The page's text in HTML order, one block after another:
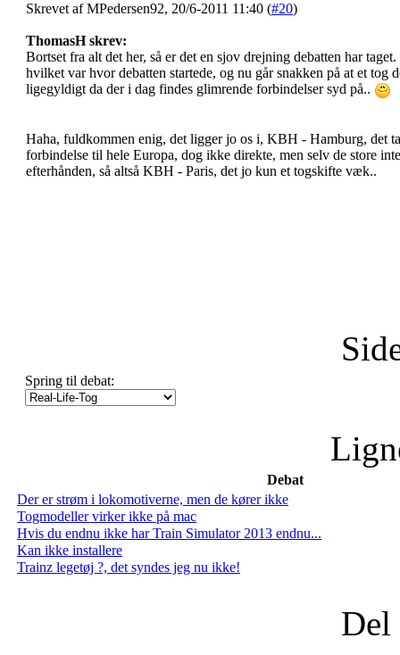
Skrevet af MPedersen92, 20/6-2011 11:40 (#20)
ThomasH skrev:
Bortset fra alt det her, så er det en sjov drejning debatten har
hvilket var hvor debatten startede, og nu går snakken på at et
ligegyldigt da der i dag findes glimrende forbindelser syd på..
Haha, fuldkommen enig, det ligger jo os i, KBH - Hamburg, det
forbindelse til hele Europa, dog ikke direkte, men selv de store
efterhånden, så altså KBH - Paris, det jo kun et togskifte væk..
Spring til debat:
Debat
Der er strøm i lokomotiverne, men de kører ikke
Togmodeller virker ikke på mac
Hvis du endnu ikke har Train Simulator 2013 endnu...
Kan ikke installere
Trainz legetøj ?, det syndes jeg nu ikke!
Del